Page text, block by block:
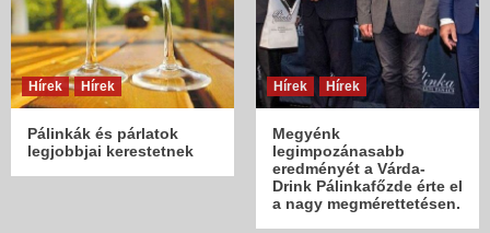
Hírek Hírek
Pálinkák és párlatok
legjobbjai kerestetnek
Hírek Hírek
Megyénk
legimpozánasabb
eredményét a Várda-
Drink Pálinkafőzde érte el
a nagy megmérettetésen.